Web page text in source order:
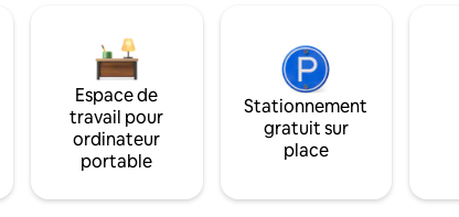
Espace de
travail pour
ordinateur
portable
Stationnement
gratuit sur
place